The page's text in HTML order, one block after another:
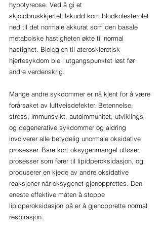
hypotyreose. Ved å gi et
skjoldbruskkjerteltilskudd kom blodkolesterolet
ned til det normale akkurat som den basale
metabolske hastigheten økte til normal
hastighet. Biologien til aterosklerotisk
hjertesykdom ble i utgangspunktet løst før
andre verdenskrig.
Mange andre sykdommer er nå kjent for å være
forårsaket av luftveisdefekter. Betennelse,
stress, immunsvikt, autoimmunitet, utviklings-
og degenerative sykdommer og aldring
involverer alle betydelig unormale oksidative
prosesser. Bare kort oksygenmangel utløser
prosesser som fører til lipidperoksidasjon, og
produserer en kjede av andre oksidative
reaksjoner når oksygenet gjenopprettes. Den
eneste effektive måten å stoppe
lipidperoksidasjon på er å gjenopprette normal
respirasjon.